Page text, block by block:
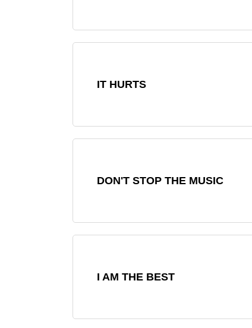
IT HURTS
DON'T STOP THE MUSIC
I AM THE BEST